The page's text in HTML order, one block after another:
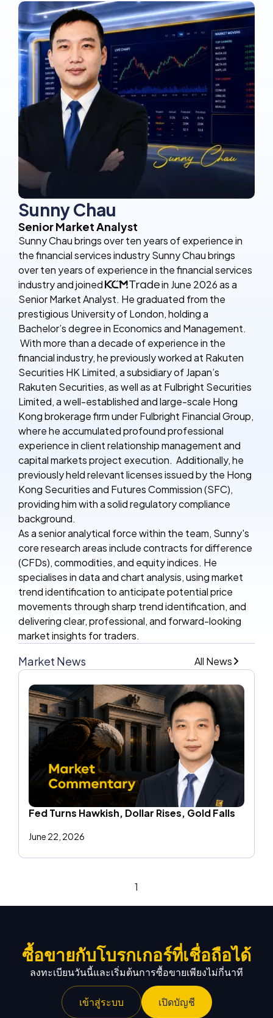
Sunny Chau
Senior Market Analyst
Sunny Chau brings over ten years of experience in
the financial services industry Sunny Chau brings
over ten years of experience in the financial services
industry and joined
in June 2026 as a
Senior Market Analyst. He graduated from the
prestigious University of London, holding a
Bachelor’s degree in Economics and Management.
With more than a decade of experience in the
financial industry, he previously worked at Rakuten
Securities HK Limited, a subsidiary of Japan’s
Rakuten Securities, as well as at Fulbright Securities
Limited, a well-established and large-scale Hong
Kong brokerage firmunder Fulbright Financial Group,
where he accumulated profound professional
experience in client relationship management and
capital markets project execution. Additionally, he
previously held relevant licenses issued by the Hong
Kong Securities and Futures Commission (SFC),
providing him with a solid regulatory compliance
background.
As a senior analytical force within the team, Sunny's
core research areas include contracts for difference
(CFDs), commodities, and equity indices. He
specialises in data and chart analysis, using market
trend identification to anticipate potential price
movements through sharp trend identification, and
delivering clear, professional, and forward-looking
market insights for traders.
Market News All News
Fed Turns Hawkish, Dollar Rises, Gold Falls
June 22, 2026
1
ซื้อขายกับโบรกเกอร์ที่เชื่อถือได้
ลงทะเบียนวันนี้และเริ่มต้นการซื้อขายเพียงไม่กี่นาที
เข้าสู่ระบบ เปิดบัญชี